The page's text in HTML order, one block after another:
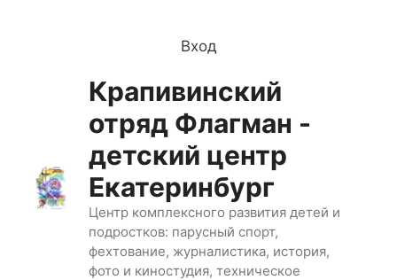
Вход
Крапивинский
отряд Флагман -
детский центр
Екатеринбург
Центр комплексного развития детей и
подростков: парусный спорт,
фехтование, журналистика, история,
фото и киностудия, техническое